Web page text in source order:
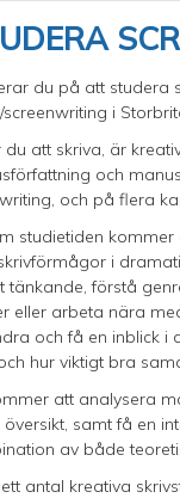
du på att studera
screenwriting i
du att skriva, är
och
och på flera
studietiden
i
tänkande, förstå
eller arbeta nära
och få en inblick i
hur viktigt bra
att analysera
översikt, samt få en
av både
antal kreativa